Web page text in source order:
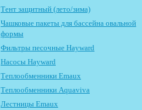
Тент защитный (лето/зима)
Чашковые пакеты для бассейна овальной
формы
Фильтры песочные Hayward
Насосы Hayward
Теплообменники Emaux
Теплообменники Aquaviva
Лестницы Emaux